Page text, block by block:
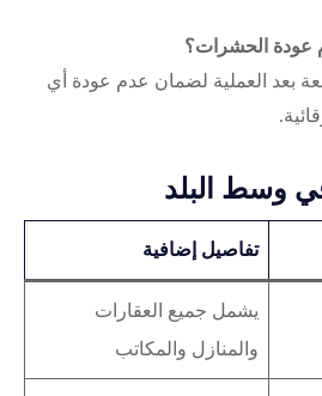
الحشرات؟
بعد العملية لضمان عدم عودة أي
وسط البلد
تفاصيل إضافية
يشمل جميع العقارات
والمنازل والمكاتب